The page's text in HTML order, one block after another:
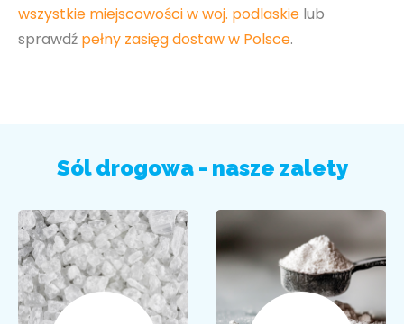
wszystkie miejscowości w woj. podlaskie lub
sprawdź pełny zasięg dostaw w Polsce.
Sól drogowa - nasze zalety